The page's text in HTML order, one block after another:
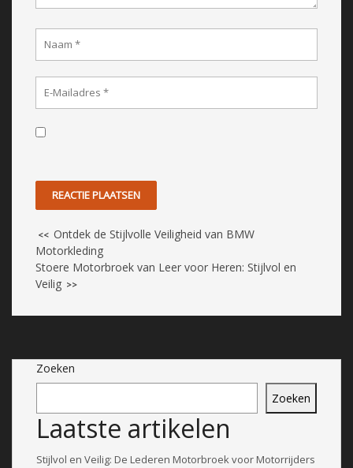
<< Ontdek de Stijlvolle Veiligheid van BMW
Motorkleding
Stoere Motorbroek van Leer voor Heren: Stijlvol en
Veilig >>
Zoeken
Zoeken
Laatste artikelen
Stijlvol en Veilig: De Lederen Motorbroek voor Motorrijders